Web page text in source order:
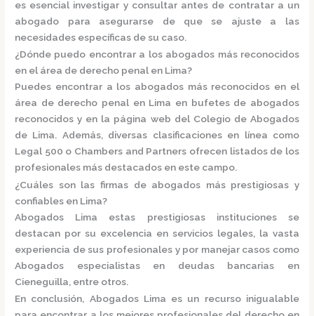
es esencial investigar y consultar antes de contratar a un
abogado para asegurarse de que se ajuste a las
necesidades específicas de su caso.
¿Dónde puedo encontrar a los abogados más reconocidos
en el área de derecho penal en Lima?
Puedes encontrar a los abogados más reconocidos en el
área de derecho penal en Lima en bufetes de abogados
reconocidos y en la página web del Colegio de Abogados
de Lima. Además, diversas clasificaciones en línea como
Legal 500 o Chambers and Partners ofrecen listados de los
profesionales más destacados en este campo.
¿Cuáles son las firmas de abogados más prestigiosas y
confiables en Lima?
Abogados Lima estas prestigiosas instituciones se
destacan por su excelencia en servicios legales, la vasta
experiencia de sus profesionales y por manejar casos como
Abogados especialistas en deudas bancarias en
Cieneguilla, entre otros.
En conclusión, Abogados Lima es un recurso inigualable